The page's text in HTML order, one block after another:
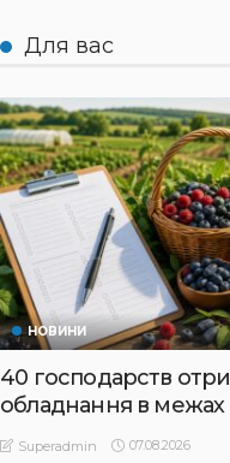
Для вас
НОВИНИ
40 господарств
обладнання в
Superadmin 07.08.2026